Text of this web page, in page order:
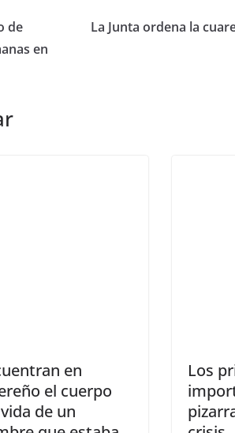
de
en
La Junta ordena la
en
el cuerpo
de un
Los